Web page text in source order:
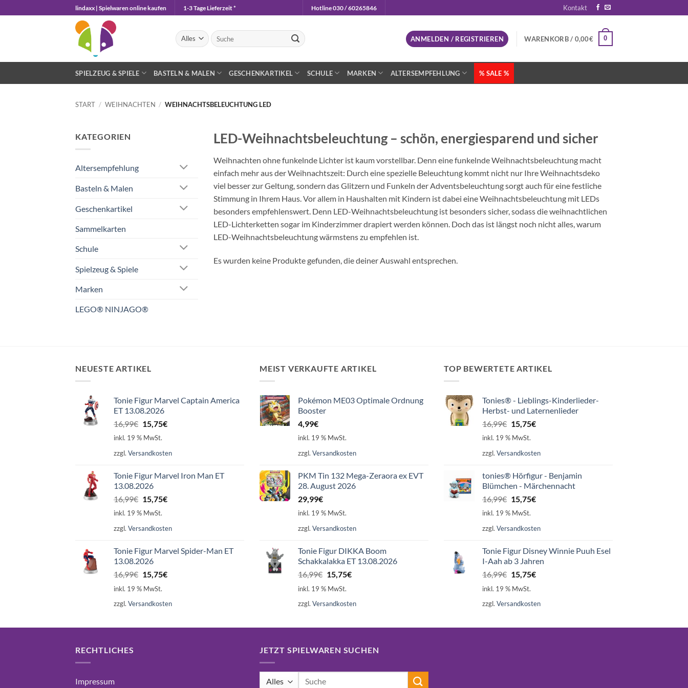
Inhalt
lindaxx | Spielwaren online kaufen 1-3 Tage Lieferzeit * Hotline 030 / 60265846 Kontakt
Suchen
nach:
ANMELDEN / REGISTRIEREN WARENKORB / 0,00€ 0
SPIELZEUG & SPIELE BASTELN & MALEN GESCHENKARTIKEL SCHULE MARKEN ALTERSEMPFEHLUNG % SALE %
START / WEIHNACHTEN / WEIHNACHTSBELEUCHTUNG LED
KATEGORIEN
Altersempfehlung
Basteln & Malen
Geschenkartikel
Sammelkarten
Schule
Spielzeug & Spiele
Marken
LEGO® NINJAGO®
LED-Weihnachtsbeleuchtung – schön, energiesparend und sicher
Weihnachten ohne funkelnde Lichter ist kaum vorstellbar. Denn eine funkelnde Weihnachtsbeleuchtung macht
einfach mehr aus der Weihnachtszeit: Durch eine spezielle Beleuchtung kommt nicht nur Ihre Weihnachtsdeko
viel besser zur Geltung, sondern das Glitzern und Funkeln der Adventsbeleuchtung sorgt auch für eine festliche
Stimmung in Ihrem Haus. Vor allem in Haushalten mit Kindern ist dabei eine Weihnachtsbeleuchtung mit LEDs
besonders empfehlenswert. Denn LED-Weihnachtsbeleuchtung ist besonders sicher, sodass die weihnachtlichen
LED-Lichterketten sogar im Kinderzimmer drapiert werden können. Doch das ist längst noch nicht alles, warum
LED-Weihnachtsbeleuchtung wärmstens zu empfehlen ist.
Es wurden keine Produkte gefunden, die deiner Auswahl entsprechen.
NEUESTE ARTIKEL
Tonie Figur Marvel Captain America
ET 13.08.2026
16,99€ Ursprünglicher
Preis
16,99€
15,75€Aktueller
15,75€.
inkl. 19 % MwSt.
zzgl. Versandkosten
Tonie Figur Marvel Iron Man ET
13.08.2026
16,99€ Ursprünglicher
Preis
16,99€
15,75€Aktueller
15,75€.
inkl. 19 % MwSt.
zzgl. Versandkosten
Tonie Figur Marvel Spider-Man ET
13.08.2026
16,99€ Ursprünglicher
Preis
16,99€
15,75€Aktueller
15,75€.
inkl. 19 % MwSt.
zzgl. Versandkosten
MEIST VERKAUFTE ARTIKEL
Pokémon ME03 Optimale Ordnung
Booster
4,99€
inkl. 19 % MwSt.
zzgl. Versandkosten
PKM Tin 132 Mega-Zeraora ex EVT
28. August 2026
29,99€
inkl. 19 % MwSt.
zzgl. Versandkosten
Tonie Figur DIKKA Boom
Schakkalakka ET 13.08.2026
16,99€ Ursprünglicher
Preis
16,99€
15,75€Aktueller
15,75€.
inkl. 19 % MwSt.
zzgl. Versandkosten
TOP BEWERTETE ARTIKEL
Tonies® - Lieblings-Kinderlieder-
Herbst- und Laternenlieder
16,99€ Ursprünglicher
Preis
16,99€
15,75€Aktueller
15,75€.
inkl. 19 % MwSt.
zzgl. Versandkosten
tonies® Hörfigur - Benjamin
Blümchen - Märchennacht
16,99€ Ursprünglicher
Preis
16,99€
15,75€Aktueller
15,75€.
inkl. 19 % MwSt.
zzgl. Versandkosten
Tonie Figur Disney Winnie Puuh Esel
I-Aah ab 3 Jahren
16,99€ Ursprünglicher
Preis
16,99€
15,75€Aktueller
15,75€.
inkl. 19 % MwSt.
zzgl. Versandkosten
RECHTLICHES
Impressum
JETZT SPIELWAREN SUCHEN
Suchen